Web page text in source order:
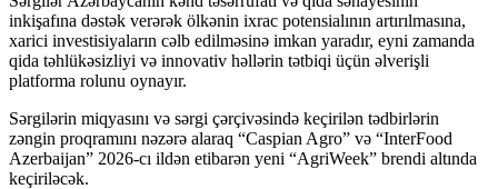
inkişafına dəstək verərək ölkənin ixrac potensialının artırılmasına,
xarici investisiyaların cəlb edilməsinə imkan yaradır, eyni zamanda
qida təhlükəsizliyi və innovativ həllərin tətbiqi üçün əlverişli
platforma rolunu oynayır.
Sərgilərin miqyasını və sərgi çərçivəsində keçirilən tədbirlərin
zəngin proqramını nəzərə alaraq “Caspian Agro” və “InterFood
Azerbaijan” 2026-cı ildən etibarən yeni “AgriWeek” brendi altında
keçiriləcək.